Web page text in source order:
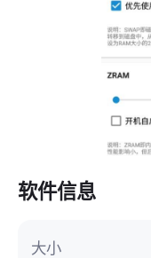
软件信息
大小